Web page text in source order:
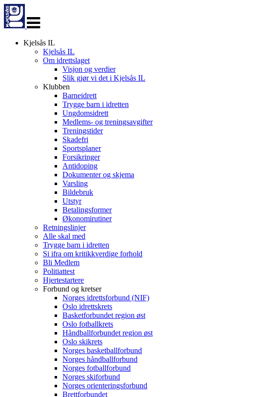
navigasjon
Kjelsås IL
Kjelsås IL
Om idrettslaget
Visjon og verdier
Slik gjør vi det i Kjelsås IL
Klubben
Barneidrett
Trygge barn i idretten
Ungdomsidrett
Medlems- og treningsavgifter
Treningstider
Skadefri
Sportsplaner
Forsikringer
Antidoping
Dokumenter og skjema
Varsling
Bildebruk
Utstyr
Betalingsformer
Økonomirutiner
Retningslinjer
Alle skal med
Trygge barn i idretten
Si ifra om kritikkverdige forhold
Bli Medlem
Politiattest
Hjertestartere
Forbund og kretser
Norges idrettsforbund (NIF)
Oslo idrettskrets
Basketforbundet region øst
Oslo fotballkrets
Håndballforbundet region øst
Oslo skikrets
Norges basketballforbund
Norges håndballforbund
Norges fotballforbund
Norges skiforbund
Norges orienteringsforbund
Brettforbundet